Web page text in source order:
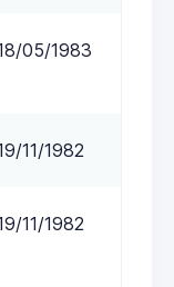
05/1983
11/1982
11/1982